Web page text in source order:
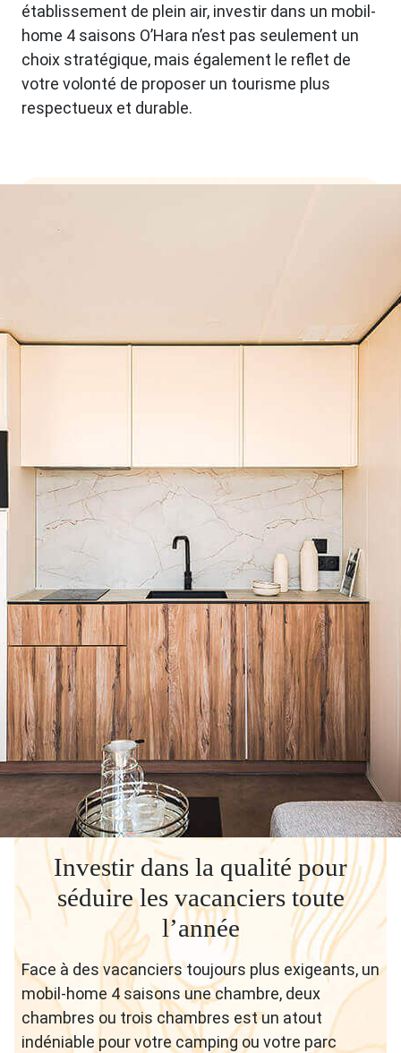
établissement de plein air, investir dans un mobil-
home 4 saisons O’Hara n’est pas seulement un
choix stratégique, mais également le reflet de
votre volonté de proposer un tourisme plus
respectueux et durable.
Investir dans la qualité pour
séduire les vacanciers toute
l’année
Face à des vacanciers toujours plus exigeants, un
mobil-home 4 saisons une chambre, deux
chambres ou trois chambres est un atout
indéniable pour votre camping ou votre parc